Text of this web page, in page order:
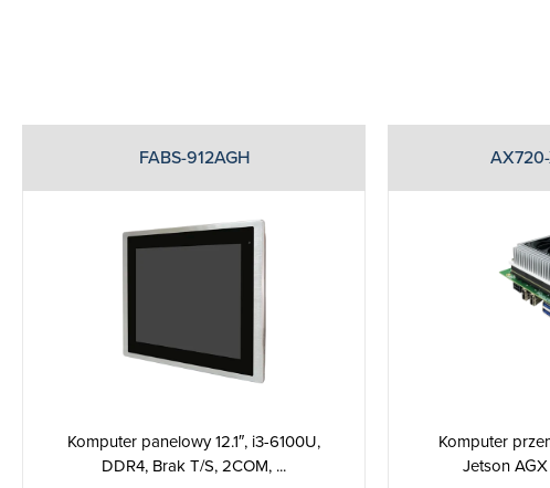
FABS-912AGH
Komputer panelowy 12.1″, i3-6100U,
DDR4, Brak T/S, 2COM, ...
Komputer
Jetson AGX